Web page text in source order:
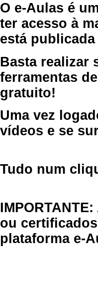
O e-Aulas é
ter acesso à
está
Basta realizar
ferramentas
gratuito!
Uma vez
vídeos e se
Tudo num
ou
plataforma e-